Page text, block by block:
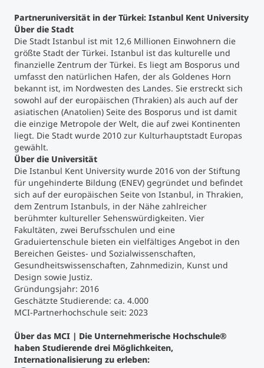
Partneruniversität in der Türkei: Istanbul Kent University
Über die Stadt
Die Stadt Istanbul ist mit 12,6 Millionen Einwohnern die
größte Stadt der Türkei. Istanbul ist das kulturelle und
finanzielle Zentrum der Türkei. Es liegt am Bosporus und
umfasst den natürlichen Hafen, der als Goldenes Horn
bekannt ist, im Nordwesten des Landes. Sie erstreckt sich
sowohl auf der europäischen (Thrakien) als auch auf der
asiatischen (Anatolien) Seite des Bosporus und ist damit
die einzige Metropole der Welt, die auf zwei Kontinenten
liegt. Die Stadt wurde 2010 zur Kulturhauptstadt Europas
gewählt.
Über die Universität
Die Istanbul Kent University wurde 2016 von der Stiftung
für ungehinderte Bildung (ENEV) gegründet und befindet
sich auf der europäischen Seite von Istanbul, in Thrakien,
dem Zentrum Istanbuls, in der Nähe zahlreicher
berühmter kultureller Sehenswürdigkeiten. Vier
Fakultäten, zwei Berufsschulen und eine
Graduiertenschule bieten ein vielfältiges Angebot in den
Bereichen Geistes- und Sozialwissenschaften,
Gesundheitswissenschaften, Zahnmedizin, Kunst und
Design sowie Justiz.
Gründungsjahr: 2016
Geschätzte Studierende: ca. 4.000
MCI-Partnerhochschule seit: 2023
Über das MCI | Die Unternehmerische Hochschule®
haben Studierende drei Möglichkeiten,
Internationalisierung zu erleben: